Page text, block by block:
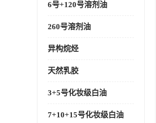
6号+120号溶剂油
260号溶剂油
异构烷烃
天然乳胶
3+5号化妆级白油
7+10+15号化妆级白油